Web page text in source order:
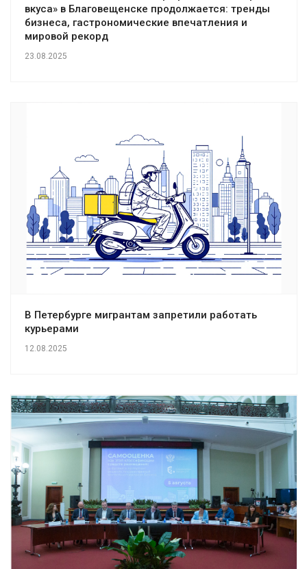
вкуса» в Благовещенске продолжается: тренды
бизнеса, гастрономические впечатления и
мировой рекорд
23.08.2025
В Петербурге мигрантам запретили работать
курьерами
12.08.2025